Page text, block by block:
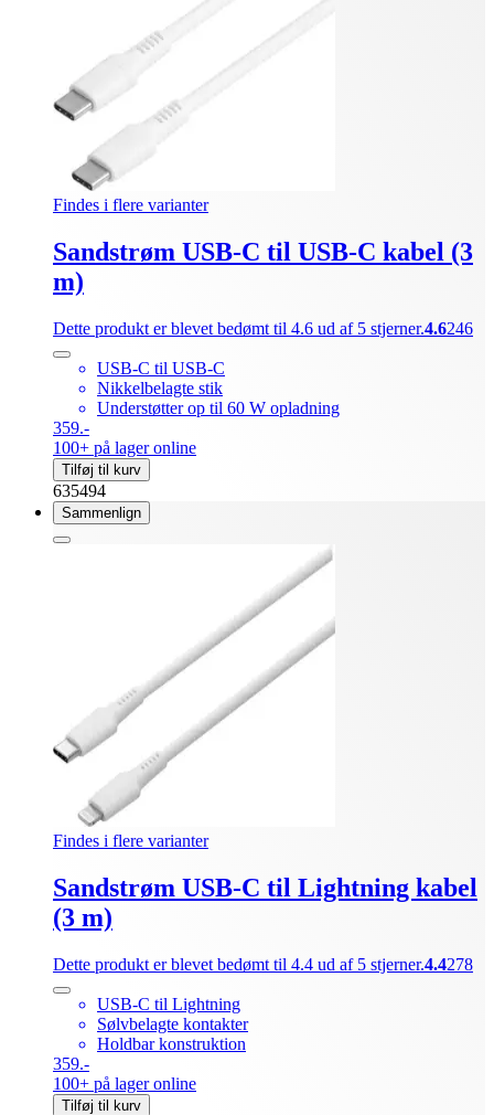
Findes i flere varianter
Sandstrøm USB-C til USB-C kabel (3
m)
Dette produkt er blevet bedømt til 4.6 ud af 5 stjerner.4.6246
USB-C til USB-C
Nikkelbelagte stik
Understøtter op til 60 W opladning
359.-
100+ på lager online
Tilføj til kurv
635494
Sammenlign
Findes i flere varianter
Sandstrøm USB-C til Lightning kabel
(3 m)
Dette produkt er blevet bedømt til 4.4 ud af 5 stjerner.4.4278
USB-C til Lightning
Sølvbelagte kontakter
Holdbar konstruktion
359.-
100+ på lager online
Tilføj til kurv